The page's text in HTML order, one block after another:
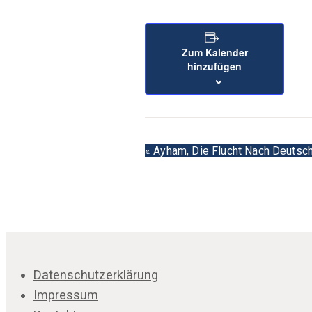
Zum Kalender
hinzufügen
« Ayham, Die Flucht Nach
Datenschutzerklärung
Impressum